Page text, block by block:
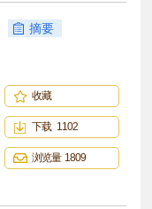
摘要
收藏
下载 1102
浏览量 1809